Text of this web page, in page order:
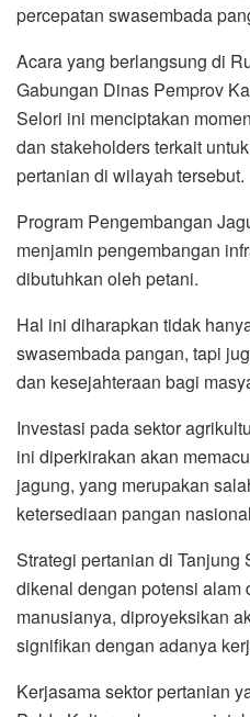
percepatan swasembada
Acara yang berlangsung di
Gabungan Dinas Pemprov
Selori ini menciptakan
dan stakeholders terkait
pertanian di wilayah tersebut.
Program Pengembangan
menjamin pengembangan
dibutuhkan oleh petani.
Hal ini diharapkan tidak
swasembada pangan, tapi
dan kesejahteraan bagi
Investasi pada sektor
ini diperkirakan akan
jagung, yang merupakan
ketersediaan pangan
Strategi pertanian di
dikenal dengan potensi alam
manusianya, diproyeksikan
signifikan dengan adanya
Kerjasama sektor pertanian